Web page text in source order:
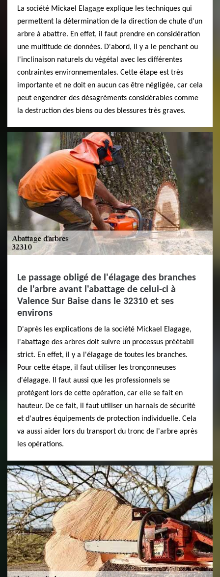
La société Mickael Elagage explique les techniques qui
permettent la détermination de la direction de chute d'un
arbre à abattre. En effet, il faut prendre en considération
une multitude de données. D'abord, il y a le penchant ou
l'inclinaison naturels du végétal avec les différentes
contraintes environnementales. Cette étape est très
importante et ne doit en aucun cas être négligée, car cela
peut engendrer des désagréments considérables comme
la destruction des biens ou des blessures très graves.
Le passage obligé de l'élagage des branches
de l'arbre avant l'abattage de celui-ci à
Valence Sur Baise dans le 32310 et ses
environs
D'après les explications de la société Mickael Elagage,
l'abattage des arbres doit suivre un processus préétabli
strict. En effet, il y a l'élagage de toutes les branches.
Pour cette étape, il faut utiliser les tronçonneuses
d'élagage. Il faut aussi que les professionnels se
protègent lors de cette opération, car elle se fait en
hauteur. De ce fait, il faut utiliser un harnais de sécurité
et d'autres équipements de protection individuelle. Cela
va aussi aider lors du transport du tronc de l'arbre après
les opérations.